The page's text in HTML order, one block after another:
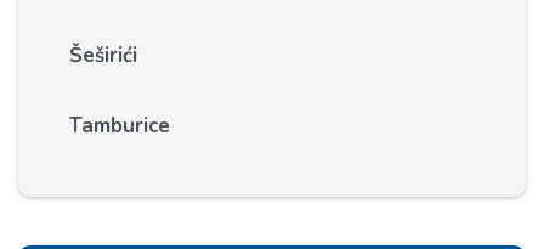
Šeširići
Tamburice